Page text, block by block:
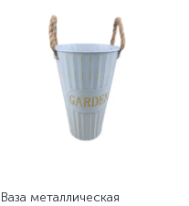
Ваза металлическая